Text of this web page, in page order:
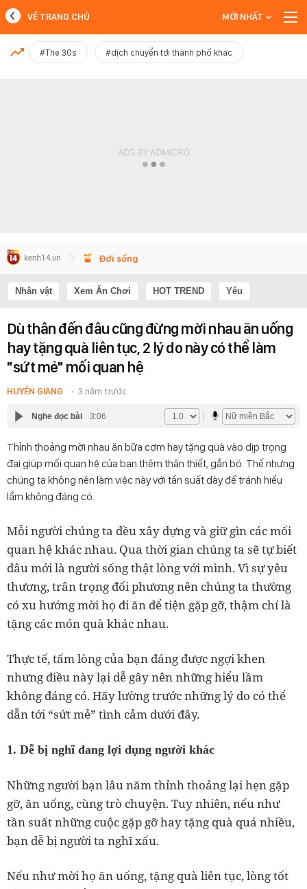
MỚI NHẤT
VỀ TRANG CHỦ MỚI NHẤT
#The 30s #dịch chuyển tới thành phố khác
Đời sống
Nhân vật Xem Ăn Chơi HOT TREND Yêu
Dù thân đến đâu cũng đừng mời nhau ăn uống
hay tặng quà liên tục, 2 lý do này có thể làm
"sứt mẻ" mối quan hệ
HUYỀN GIANG 3 năm trước
Nghe đọc bài 3:06
Thỉnh thoảng mời nhau ăn bữa cơm hay tặng quà vào dịp trọng
đại giúp mối quan hệ của bạn thêm thân thiết, gắn bó. Thế nhưng
chúng ta không nên làm việc này với tần suất dày để tránh hiểu
lầm không đáng có.
Mỗi người chúng ta đều xây dựng và giữ gìn các mối
quan hệ khác nhau. Qua thời gian chúng ta sẽ tự biết
đâu mới là người sống thật lòng với mình. Vì sự yêu
thương, trân trọng đối phương nên chúng ta thường
có xu hướng mời họ đi ăn để tiện gặp gỡ, thậm chí là
tặng các món quà khác nhau.
Thực tế, tấm lòng của bạn đáng được ngợi khen
nhưng điều này lại dễ gây nên những hiểu lầm
không đáng có. Hãy lường trước những lý do có thể
dẫn tới “sứt mẻ” tình cảm dưới đây.
1. Dễ bị nghĩ đang lợi dụng người khác
Những người bạn lâu năm thỉnh thoảng lại hẹn gặp
gỡ, ăn uống, cùng trò chuyện. Tuy nhiên, nếu như
tần suất những cuộc gặp gỡ hay tặng quà quá nhiều,
bạn dễ bị người ta nghĩ xấu.
Nếu như mời họ ăn uống, tặng quà liên tục, lòng tốt